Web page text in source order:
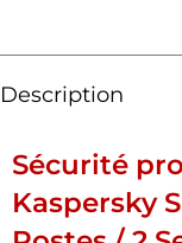
Description
Sécurité
Kaspersky